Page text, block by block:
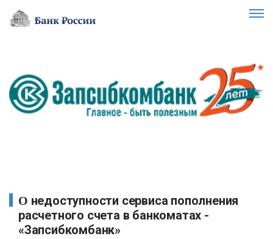
О недоступности сервиса пополнения
расчетного счета в банкоматах -
«Запсибкомбанк»